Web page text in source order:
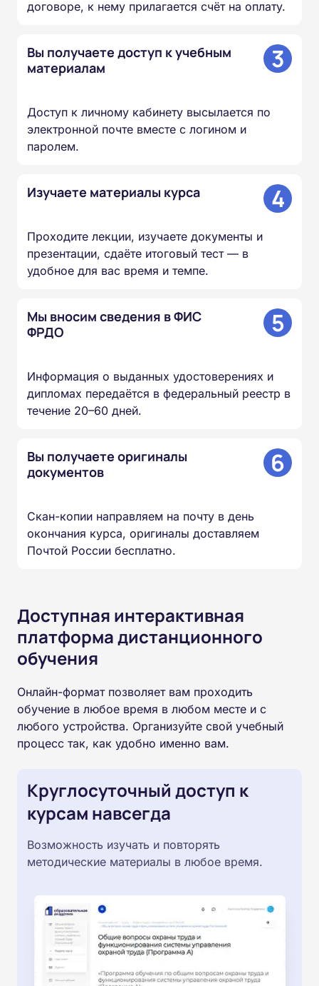
договоре, к нему прилагается счёт на оплату.
Вы получаете доступ к учебным
материалам
3
Доступ к личному кабинету высылается по
электронной почте вместе с логином и
паролем.
Изучаете материалы курса 4
Проходите лекции, изучаете документы и
презентации, сдаёте итоговый тест — в
удобное для вас время и темпе.
Мы вносим сведения в ФИС
ФРДО
5
Информация о выданных удостоверениях и
дипломах передаётся в федеральный реестр в
течение 20–60 дней.
Вы получаете оригиналы
документов
6
Скан-копии направляем на почту в день
окончания курса, оригиналы доставляем
Почтой России бесплатно.
Доступная интерактивная
платформа дистанционного
обучения
Онлайн-формат позволяет вам проходить
обучение в любое время в любом месте и с
любого устройства. Организуйте свой учебный
процесс так, как удобно именно вам.
Круглосуточный доступ к
курсам навсегда
Возможность изучать и повторять
методические материалы в любое время.